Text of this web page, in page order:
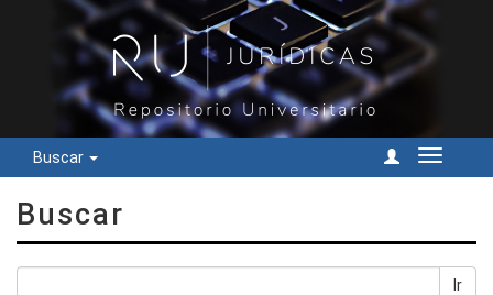
Buscar
Cambiar
Buscar
Ir